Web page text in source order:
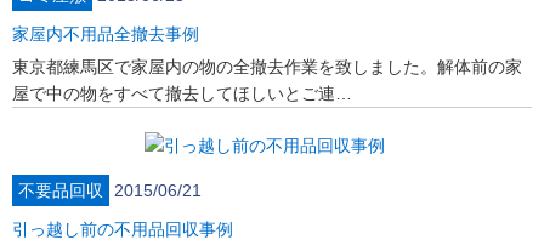
家屋内不用品全撤去事例
東京都練馬区で家屋内の物の全撤去作業を致しました。解体前の家
屋で中の物をすべて撤去してほしいとご連…
不要品回収
2015/06/21
引っ越し前の不用品回収事例